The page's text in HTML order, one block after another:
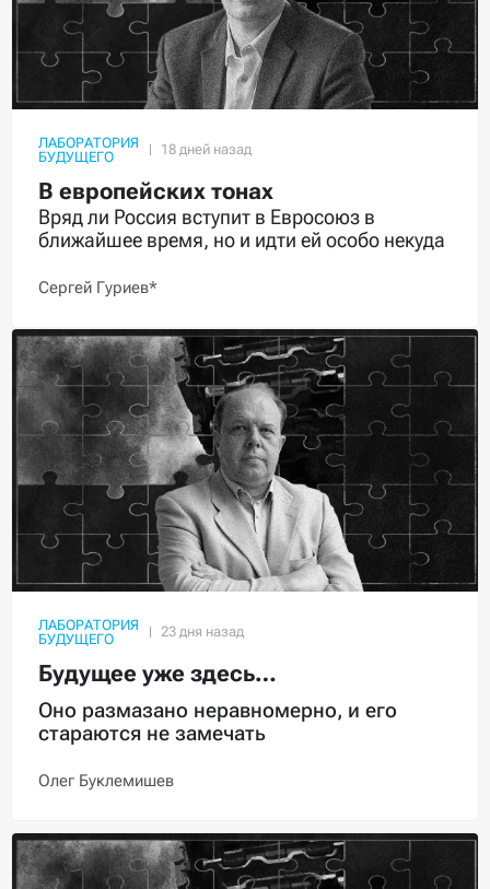
ЛАБОРАТОРИЯ
БУДУЩЕГО
В европейских тонах
Вряд ли Россия вступит в Евросоюз в
ближайшее время, но и идти ей особо некуда
Сергей Гуриев*
ЛАБОРАТОРИЯ
БУДУЩЕГО
Будущее уже здесь…
Оно размазано неравномерно, и его
стараются не замечать
Олег Буклемишев